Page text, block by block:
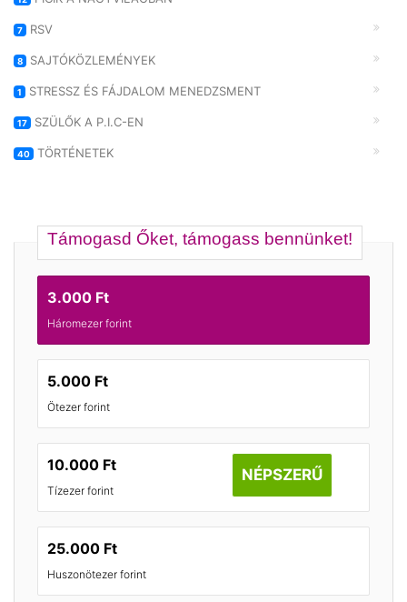
7 RSV
8 SAJTÓKÖZLEMÉNYEK
1 STRESSZ ÉS FÁJDALOM MENEDZSMENT
17 SZÜLŐK A P.I.C-EN
40 TÖRTÉNETEK
Támogasd Őket, támogass bennünket!
3.000 Ft
Háromezer forint
5.000 Ft
Ötezer forint
NÉPSZERŰ
10.000 Ft
Tízezer forint
25.000 Ft
Huszonötezer forint